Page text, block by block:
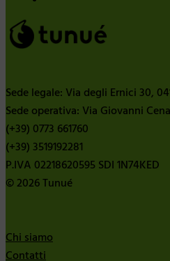
Sede legale: Via degli Ernici 30,
Sede operativa: Via Giovanni
(+39) 0773 661760
(+39) 3519192281
P.IVA 02218620595 SDI 1N74KED
© 2026 Tunué
Chi siamo
Contatti